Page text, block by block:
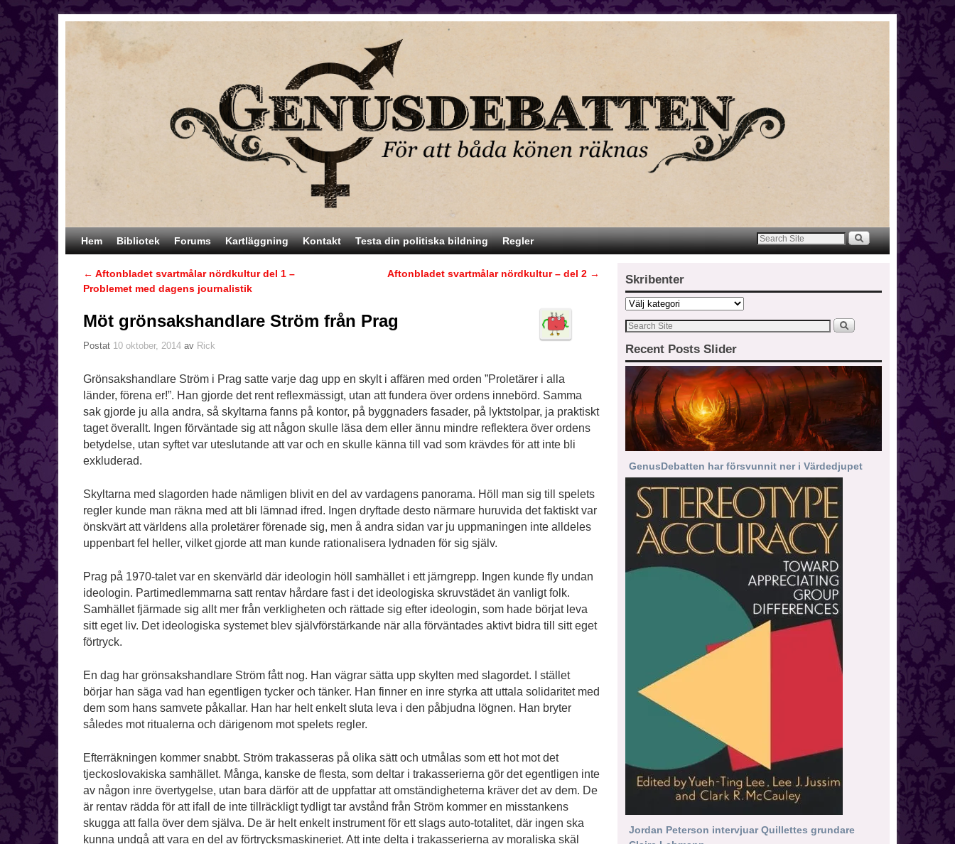
Hoppa till huvudinnehåll
Hoppa till sekundärt innehåll
Hem Bibliotek Forums Kartläggning Kontakt Testa din politiska bildning Regler
Inläggsnavigering
← Aftonbladet svartmålar nördkultur del 1 –
Problemet med dagens journalistik
Aftonbladet svartmålar nördkultur – del 2 →
Möt grönsakshandlare Ström från Prag
Postat 10 oktober, 2014 av Rick
Grönsakshandlare Ström i Prag satte varje dag upp en skylt i affären med orden ”Proletärer i alla
länder, förena er!”. Han gjorde det rent reflexmässigt, utan att fundera över ordens innebörd. Samma
sak gjorde ju alla andra, så skyltarna fanns på kontor, på byggnaders fasader, på lyktstolpar, ja praktiskt
taget överallt. Ingen förväntade sig att någon skulle läsa dem eller ännu mindre reflektera över ordens
betydelse, utan syftet var uteslutande att var och en skulle känna till vad som krävdes för att inte bli
exkluderad.
Skyltarna med slagorden hade nämligen blivit en del av vardagens panorama. Höll man sig till spelets
regler kunde man räkna med att bli lämnad ifred. Ingen dryftade desto närmare huruvida det faktiskt var
önskvärt att världens alla proletärer förenade sig, men å andra sidan var ju uppmaningen inte alldeles
uppenbart fel heller, vilket gjorde att man kunde rationalisera lydnaden för sig själv.
Prag på 1970-talet var en skenvärld där ideologin höll samhället i ett järngrepp. Ingen kunde fly undan
ideologin. Partimedlemmarna satt rentav hårdare fast i det ideologiska skruvstädet än vanligt folk.
Samhället fjärmade sig allt mer från verkligheten och rättade sig efter ideologin, som hade börjat leva
sitt eget liv. Det ideologiska systemet blev självförstärkande när alla förväntades aktivt bidra till sitt eget
förtryck.
En dag har grönsakshandlare Ström fått nog. Han vägrar sätta upp skylten med slagordet. I stället
börjar han säga vad han egentligen tycker och tänker. Han finner en inre styrka att uttala solidaritet med
dem som hans samvete påkallar. Han har helt enkelt sluta leva i den påbjudna lögnen. Han bryter
således mot ritualerna och därigenom mot spelets regler.
Efterräkningen kommer snabbt. Ström trakasseras på olika sätt och utmålas som ett hot mot det
tjeckoslovakiska samhället. Många, kanske de flesta, som deltar i trakasserierna gör det egentligen inte
av någon inre övertygelse, utan bara därför att de uppfattar att omständigheterna kräver det av dem. De
är rentav rädda för att ifall de inte tillräckligt tydligt tar avstånd från Ström kommer en misstankens
skugga att falla över dem själva. De är helt enkelt instrument för ett slags auto-totalitet, där ingen ska
kunna undgå att vara en del av förtrycksmaskineriet. Att inte delta i trakasserierna av moraliska skäl
Skribenter
Recent Posts Slider
GenusDebatten har försvunnit ner i Värdedjupet
Jordan Peterson intervjuar Quillettes grundare